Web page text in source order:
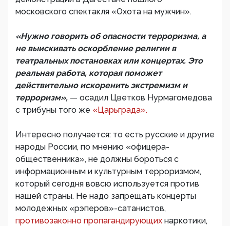
московского спектакля «Охота на мужчин».
«Нужно говорить об опасности терроризма, а
не выискивать оскорбление религии в
театральных постановках или концертах. Это
реальная работа, которая поможет
действительно искоренить экстремизм и
терроризм», — осадил Цветков Нурмагомедова
с трибуны того же «Царьграда».
Интересно получается: то есть русские и другие
народы России, по мнению «офицера-
общественника», не должны бороться с
информационным и культурным терроризмом,
который сегодня вовсю используется против
нашей страны. Не надо запрещать концерты
молодежных «рэперов»-сатанистов,
противозаконно пропагандирующих наркотики,